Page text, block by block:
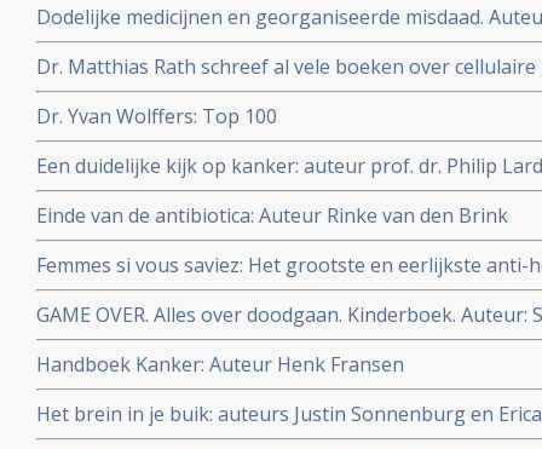
Dodelijke medicijnen en georganiseerde misdaad.
farmaceutische industrie is door en door verrot
Dr. Matthias Rath schreef al vele boeken over
gezond blijven
Dr. Yvan Wolffers: Top 100
Een duidelijke kijk op kanker: auteur prof. dr. Philip
Einde van de antibiotica: Auteur Rinke van den Brink
Femmes si vous saviez: Het grootste en eerlijkste anti-
vrouwen zouden moeten weten over vooral de rol van
baarmoeder-, borst- en eierstokkanker. Maar ook
GAME OVER. Alles over doodgaan. Kinderboek. Auteur:
Quaegebeur. Dit boek legt uit wat we wél weten van
die niet meer verdwijnt. Voor kinderen vanaf 7 jaar.
Handboek Kanker: Auteur Henk Fransen
Het brein in je buik: auteurs Justin Sonnenburg en